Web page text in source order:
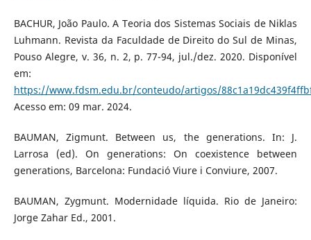
BACHUR, João Paulo. A Teoria dos Sistemas Sociais de Niklas
Luhmann. Revista da Faculdade de Direito do Sul de Minas,
Pouso Alegre, v. 36, n. 2, p. 77-94, jul./dez. 2020. Disponível
em:
https://www.fdsm.edu.br/conteudo/artigos/
Acesso em: 09 mar. 2024.
BAUMAN, Zigmunt. Between us, the generations. In: J.
Larrosa (ed). On generations: On coexistence between
generations, Barcelona: Fundació Viure i Conviure, 2007.
BAUMAN, Zygmunt. Modernidade líquida. Rio de Janeiro:
Jorge Zahar Ed., 2001.